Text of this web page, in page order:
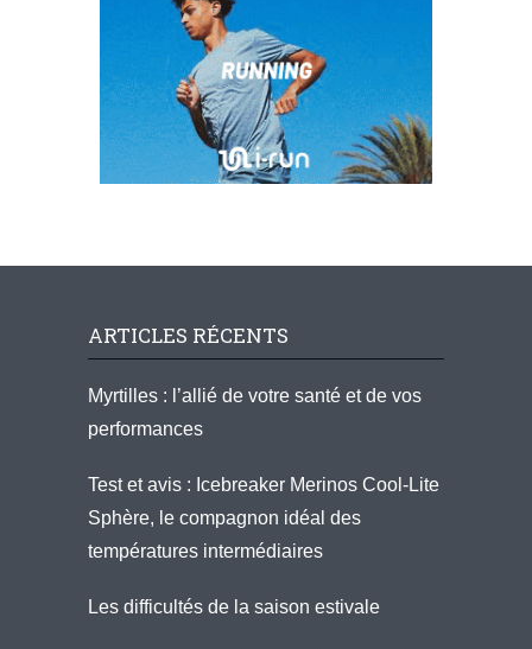
ARTICLES RÉCENTS
Myrtilles : l’allié de votre santé et de vos
performances
Test et avis : Icebreaker Merinos Cool-Lite
Sphère, le compagnon idéal des
températures intermédiaires
Les difficultés de la saison estivale